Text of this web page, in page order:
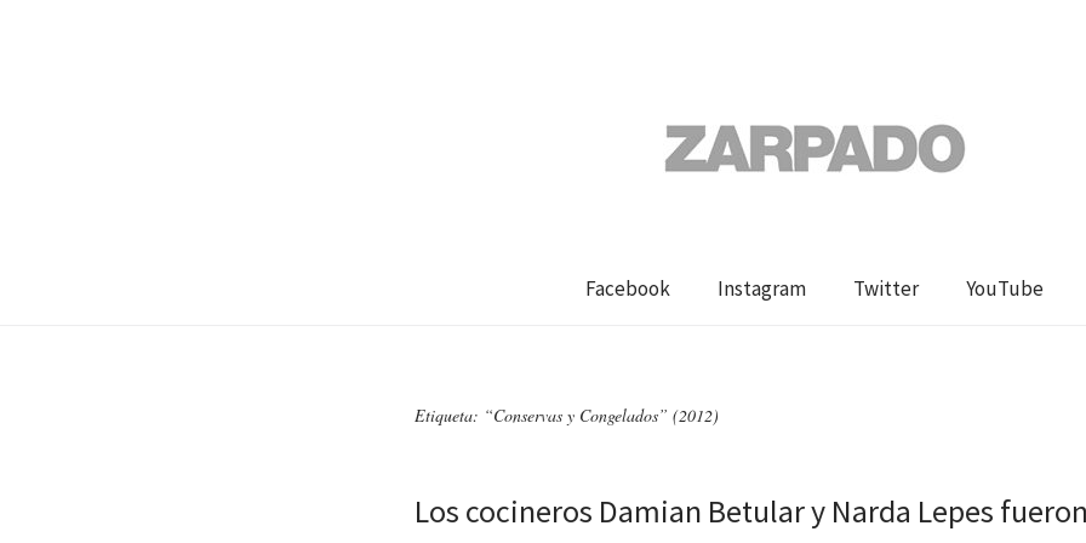
Facebook Instagram Twitter YouTube
Etiqueta: “Conservas y Congelados” (2012)
Los cocineros Damian Betular y Narda Lepes fueron